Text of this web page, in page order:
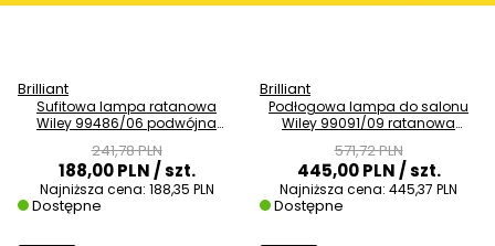
Brilliant
Sufitowa lampa ratanowa
Wiley 99486/06 podwójna
241,78 PLN
188,00 PLN/ szt.
Najniższa cena: 188,35 PLN
Dostępne
Brilliant
Podłogowa lampa do salonu
Wiley 99091/09 ratanowa
571,72 PLN
445,00 PLN/ szt.
Najniższa cena: 445,37 PLN
Dostępne